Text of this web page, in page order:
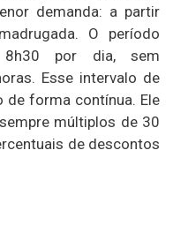
demanda: a partir
O período
8h30 por dia, sem
Esse intervalo de
de forma contínua. Ele
múltiplos de 30
de descontos